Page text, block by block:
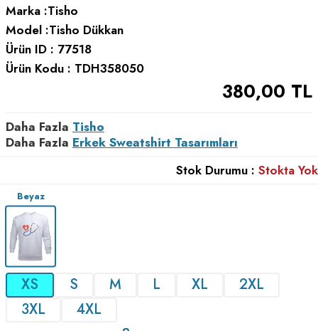
Marka :Tisho
Model :Tisho Dükkan
Ürün ID : 77518
Ürün Kodu : TDH358050
380,00 TL
Daha Fazla Tisho
Daha Fazla Erkek Sweatshirt Tasarımları
Stok Durumu : Stokta Yok
Beyaz
XS S M L XL
2XL
3XL
4XL